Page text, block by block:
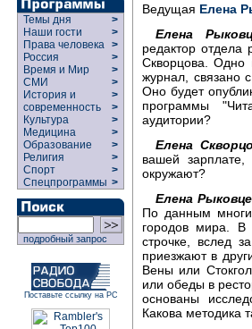
Темы дня
>
Наши гости
>
Права человека >
Россия
>
Время и Мир
>
СМИ
>
История и
современность
>
>
Культура
>
Медицина
>
Образование
>
Религия
>
Спорт
>
Спецпрограммы >
подробный запрос
Поставьте ссылку на РС
Ведущая Елена
Елена
редактор отдела
Скворцова. Одно
журнал, связано
Оно будет
программы
аудитории?
Елена
вашей
окружают?
Елена
По данным
городов мира. В
строчке, вслед
приезжают в
Вены или
или обеды в
основаны
Какова методика